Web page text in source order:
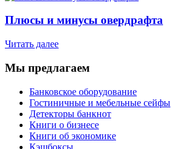
Плюсы и минусы овердрафта
Читать далее
Мы предлагаем
Банковское оборудование
Гостиничные и мебельные сейфы
Детекторы банкнот
Книги о бизнесе
Книги об экономике
Кэшбоксы